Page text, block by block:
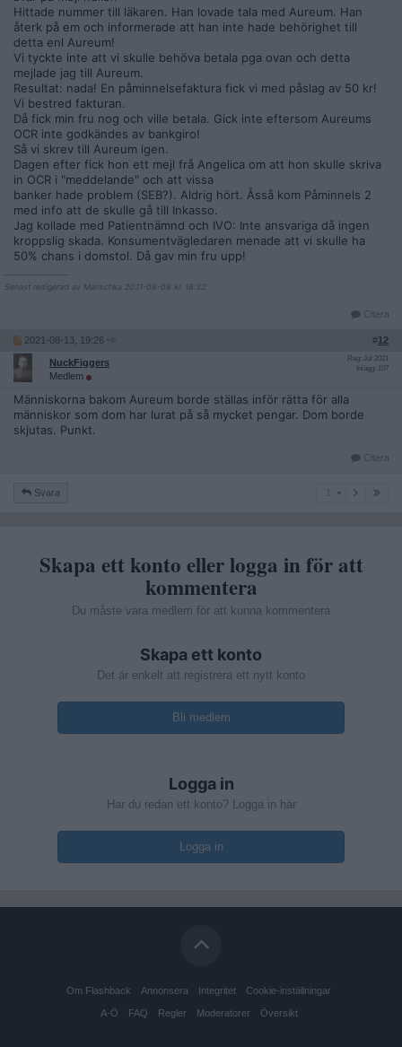
Hittade nummer till läkaren. Han lovade tala med Aureum. Han
återk på em och informerade att han inte hade behörighet till
detta enl Aureum!
Vi tyckte inte att vi skulle behöva betala pga ovan och detta
mejlade jag till Aureum.
Resultat: nada! En påminnelsefaktura fick vi med påslag av 50 kr!
Vi bestred fakturan.
Då fick min fru nog och ville betala. Gick inte eftersom Aureums
OCR inte godkändes av bankgiro!
Så vi skrev till Aureum igen.
Dagen efter fick hon ett mejl frå Angelica om att hon skulle skriva
in OCR i "meddelande" och att vissa
banker hade problem (SEB?). Aldrig hört. Åsså kom Påminnels 2
med info att de skulle gå till Inkasso.
Jag kollade med Patientnämnd och IVO: Inte ansvariga då ingen
kroppslig skada. Konsumentvägledaren menade att vi skulle ha
50% chans i domstol. Då gav min fru upp!
Senast redigerad av Marischka 2021-08-08 kl. 18:32.
Citera
2021-08-13, 19:26 #12
NuckFiggers
Medlem
Reg: Jul 2021
Inlägg: 107
Människorna bakom Aureum borde ställas inför rätta för alla
människor som dom har lurat på så mycket pengar. Dom borde
skjutas. Punkt.
Citera
Svara
Skapa ett konto eller logga in för att
kommentera
Du måste vara medlem för att kunna kommentera
Skapa ett konto
Det är enkelt att registrera ett nytt konto
Bli medlem
Logga in
Har du redan ett konto? Logga in här
Logga in
Om Flashback Annonsera Integritet Cookie-inställningar
A-Ö FAQ Regler Moderatorer Översikt